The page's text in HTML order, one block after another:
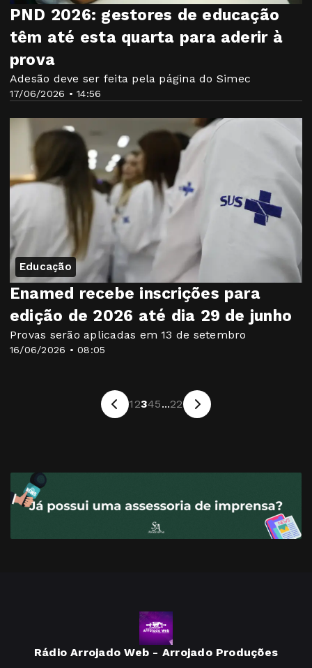
17/06/2026 • 14:56
PND 2026: gestores de educação
têm até esta quarta para aderir à
prova
Adesão deve ser feita pela página do Simec
Educação
16/06/2026 • 08:05
Enamed recebe inscrições para
edição de 2026 até dia 29 de junho
Provas serão aplicadas em 13 de setembro
12345...22
Rádio Arrojado Web - Arrojado Produções